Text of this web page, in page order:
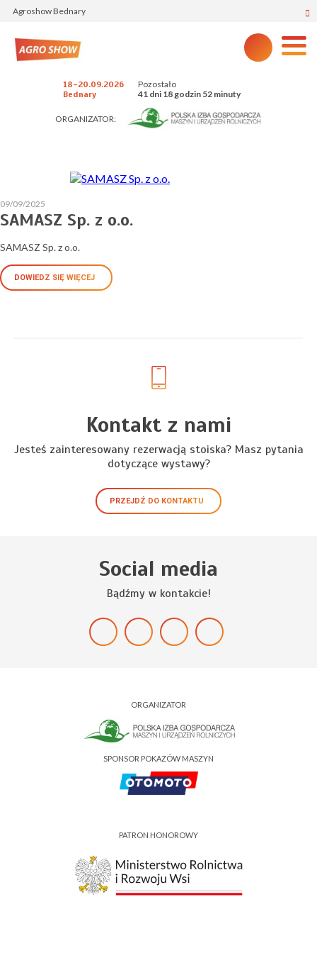
Agroshow Bednary
18-20.09.2026
Bednary
Pozostało
41 dni 18 godzin 52 minuty
ORGANIZATOR:
09/09/2025
SAMASZ Sp. z o.o.
SAMASZ Sp. z o.o.
DOWIEDZ SIĘ WIĘCEJ
Kontakt z nami
Jesteś zainteresowany rezerwacją stoiska? Masz pytania
dotyczące wystawy?
PRZEJDŹ DO KONTAKTU
Social media
Bądźmy w kontakcie!
ORGANIZATOR
SPONSOR POKAZÓW MASZYN
PATRON HONOROWY